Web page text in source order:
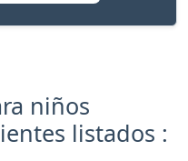
niños
listados :